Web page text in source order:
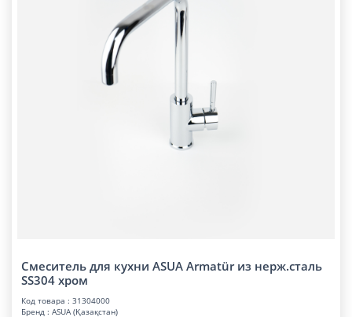
Смеситель для кухни ASUA Armatür из нерж.сталь
SS304 хром
Код товара : 31304000
Бренд : ASUA (Қазақстан)